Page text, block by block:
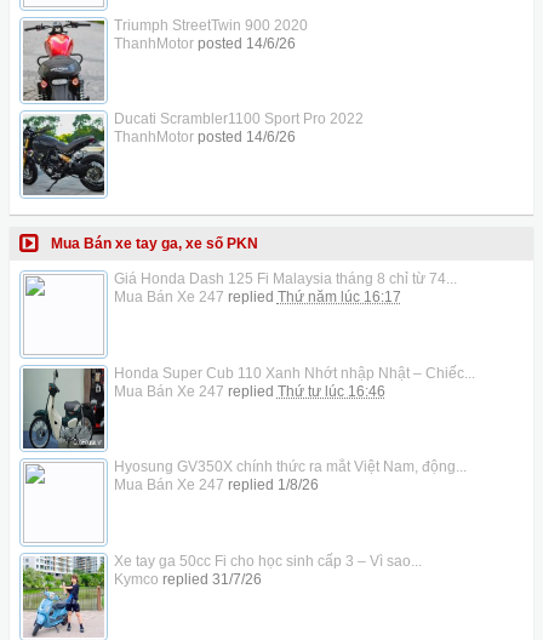
Triumph StreetTwin 900 2020
ThanhMotorposted 14/6/26
Ducati Scrambler1100 Sport Pro 2022
ThanhMotorposted 14/6/26
Mua Bán xe tay ga, xe số PKN
Giá Honda Dash 125 Fi Malaysia tháng 8 chỉ từ 74...
Mua Bán Xe 247 replied Thứ năm lúc 16:17
Honda Super Cub 110 Xanh Nhớt nhập Nhật – Chiếc...
Mua Bán Xe 247 replied Thứ tư lúc 16:46
Hyosung GV350X chính thức ra mắt Việt Nam, động...
Mua Bán Xe 247 replied 1/8/26
Xe tay ga 50cc Fi cho học sinh cấp 3 – Vì sao...
Kymco replied 31/7/26